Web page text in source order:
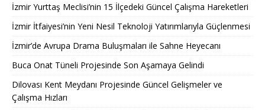
İzmir Yurttaş Meclisi’nin 15 İlçedeki Güncel Çalışma Hareketleri
İzmir İtfaiyesi’nin Yeni Nesil Teknoloji Yatırımlarıyla Güçlenmesi
İzmir’de Avrupa Drama Buluşmaları ile Sahne Heyecanı
Buca Onat Tüneli Projesinde Son Aşamaya Gelindi
Dilovası Kent Meydanı Projesinde Güncel Gelişmeler ve
Çalışma Hızları